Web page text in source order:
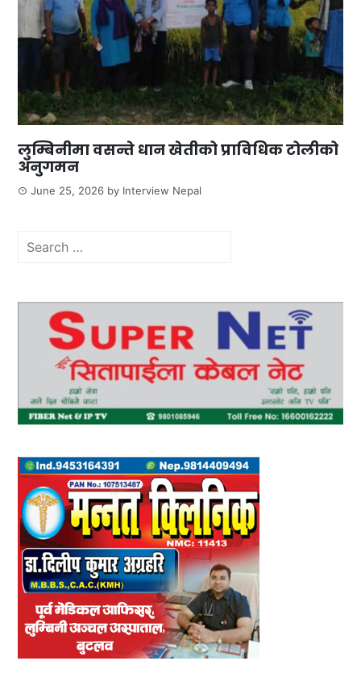
लुम्बिनीमा वसन्ते धान खेतीको प्राविधिक टोलीको
अनुगमन
June 25, 2026 by Interview Nepal
Search